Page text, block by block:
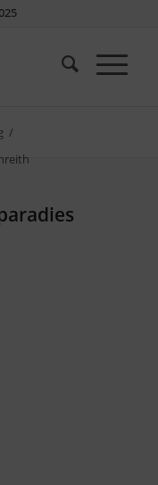
/